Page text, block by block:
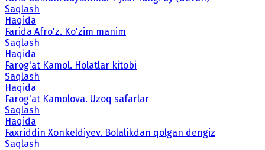
Saqlash
Haqida
Farida Afro'z. Ko'zim manim
Saqlash
Haqida
Farog'at Kamol. Holatlar kitobi
Saqlash
Haqida
Farog'at Kamolova. Uzoq safarlar
Saqlash
Haqida
Faxriddin Xonkeldiyev. Bolalikdan qolgan dengiz
Saqlash